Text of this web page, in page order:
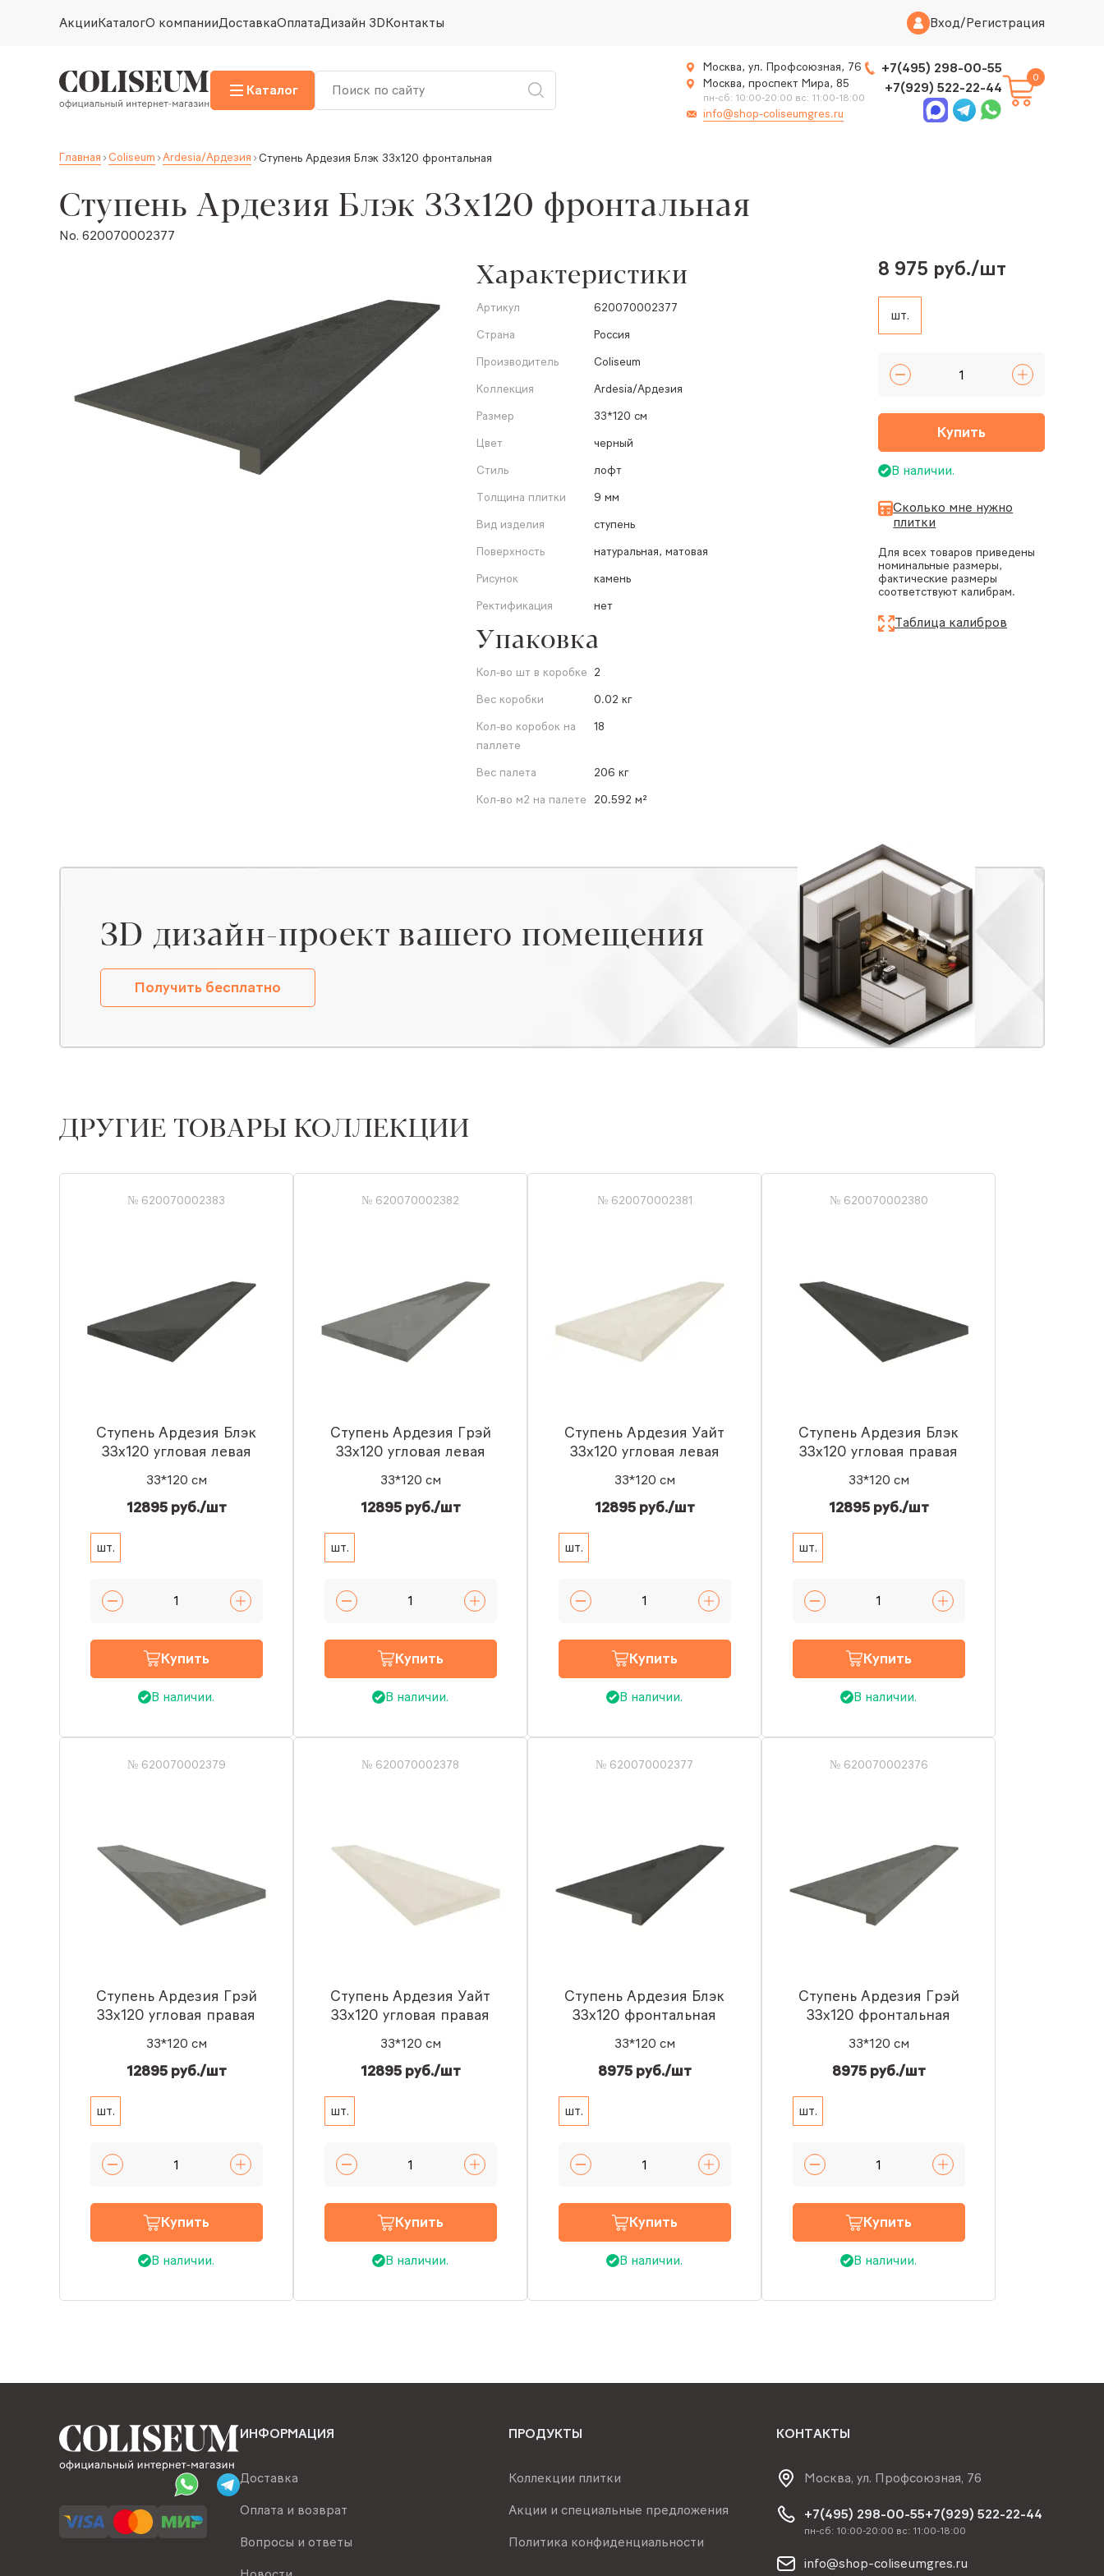
АкцииКаталогО компанииДоставкаОплатаДизайн 3DКонтакты Вход/Регистрация
Каталог
Москва, ул. Профсоюзная, 76
Москва, проспект Мира, 85
пн-сб: 10:00-20:00 вс: 11:00-18:00
info@shop-coliseumgres.ru
+7(495) 298-00-55
+7(929) 522-22-44
0
Главная Coliseum Ardesia/Ардезия Ступень Ардезия Блэк 33x120 фронтальная
Ступень Ардезия Блэк 33x120 фронтальная
No. 620070002377
Характеристики
Артикул
620070002377
Страна
Россия
Производитель
Coliseum
Коллекция
Ardesia/Ардезия
Размер
33*120 см
Цвет
черный
Стиль
лофт
Толщина плитки
9 мм
Вид изделия
ступень
Поверхность
натуральная, матовая
Рисунок
камень
Ректификация
нет
Упаковка
Кол-во шт в коробке 2
Вес коробки
0.02 кг
Кол-во коробок на
паллете
18
Вес палета
206 кг
Кол-во м2 на палете
20.592 м²
8 975 руб./шт
шт.
Купить
В наличии.
Сколько мне нужно
плитки
Для всех товаров приведены
номинальные размеры,
фактические размеры
соответствуют калибрам.
Таблица калибров
ЗD дизайн-проект вашего помещения
Получить бесплатно
ДРУГИЕ ТОВАРЫ КОЛЛЕКЦИИ
№ 620070002383
Ступень Ардезия Блэк
33x120 угловая левая
33*120 см
12895 руб./шт
шт.
Купить
В наличии.
№ 620070002382
Ступень Ардезия Грэй
33x120 угловая левая
33*120 см
12895 руб./шт
шт.
Купить
В наличии.
№ 620070002381
Ступень Ардезия Уайт
33x120 угловая левая
33*120 см
12895 руб./шт
шт.
Купить
В наличии.
№ 620070002380
Ступень Ардезия Блэк
33x120 угловая правая
33*120 см
12895 руб./шт
шт.
Купить
В наличии.
№ 620070002379
Ступень Ардезия Грэй
33x120 угловая правая
33*120 см
12895 руб./шт
шт.
Купить
В наличии.
№ 620070002378
Ступень Ардезия Уайт
33x120 угловая правая
33*120 см
12895 руб./шт
шт.
Купить
В наличии.
№ 620070002377
Ступень Ардезия Блэк
33x120 фронтальная
33*120 см
8975 руб./шт
шт.
Купить
В наличии.
№ 620070002376
Ступень Ардезия Грэй
33x120 фронтальная
33*120 см
8975 руб./шт
шт.
Купить
В наличии.
ИНФОРМАЦИЯ
Доставка
Оплата и возврат
Вопросы и ответы
ПРОДУКТЫ
Коллекции плитки
Акции и специальные предложения
Политика конфиденциальности
КОНТАКТЫ
Москва, ул. Профсоюзная, 76
+7(495) 298-00-55+7(929) 522-22-44
пн-сб: 10:00-20:00 вс: 11:00-18:00
info@shop-coliseumgres.ru